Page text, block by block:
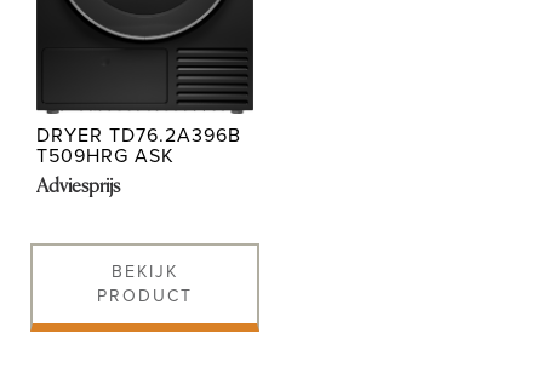
DRYER TD76.2A396B
T509HRG ASK
Adviesprijs
BEKIJK
PRODUCT